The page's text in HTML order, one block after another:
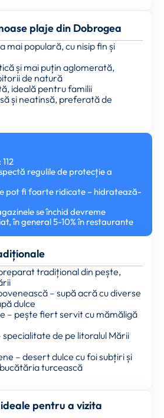
plaje din Dobrogea
mai populară, cu nisip fin și
și mai puțin aglomerată,
de natură
ideală pentru familii
și neatinsă, preferată de
regulile de protecție a
pot fi foarte ridicate – hidratează-
se închid devreme
în general 5-10% în restaurante
tradițional din pește,
– supă acră cu diverse
dulce
– pește fiert servit cu mămăligă
specialitate de pe litoralul Mării
– desert dulce cu foi subțiri și
turcească
pentru a vizita